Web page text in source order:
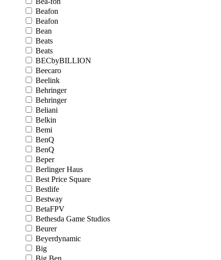
Beafon
Beafon
Bean
Beats
Beats
BECbyBILLION
Beecaro
Beelink
Behringer
Behringer
Beliani
Belkin
Bemi
BenQ
BenQ
Beper
Berlinger Haus
Best Price Square
Bestlife
Bestway
BetaFPV
Bethesda Game Studios
Beurer
Beyerdynamic
Big
Big Ben